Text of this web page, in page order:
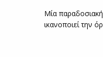
Μία
ικανοποιεί την